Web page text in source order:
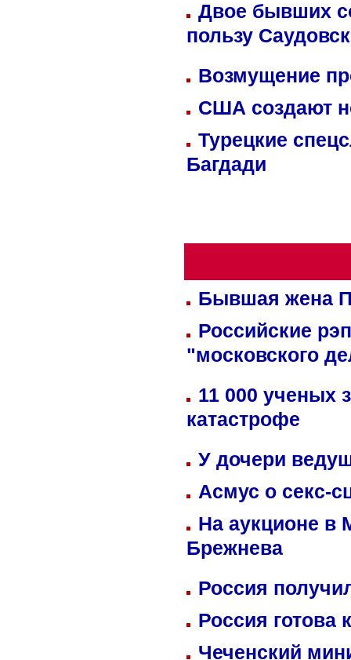
Двое бывших
пользу
Возмущение
США создают
Турецкие
Багдади
Бывшая жена
Российские
"московского
11 000 ученых
катастрофе
У дочери
Асмус о секс-
На аукционе в
Брежнева
Россия
Россия готова
Чеченский